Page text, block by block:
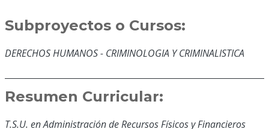
Subproyectos o Cursos:
DERECHOS HUMANOS - CRIMINOLOGIA Y CRIMINALISTICA
Resumen Curricular:
T.S.U. en Administración de Recursos Físicos y Financieros